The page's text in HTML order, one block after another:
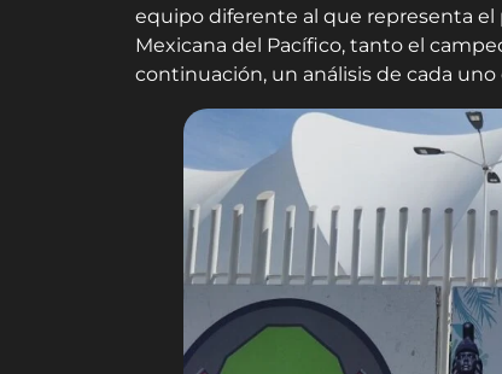
equipo diferente al que representa el
Mexicana del Pacífico, tanto el
continuación, un análisis de cada uno